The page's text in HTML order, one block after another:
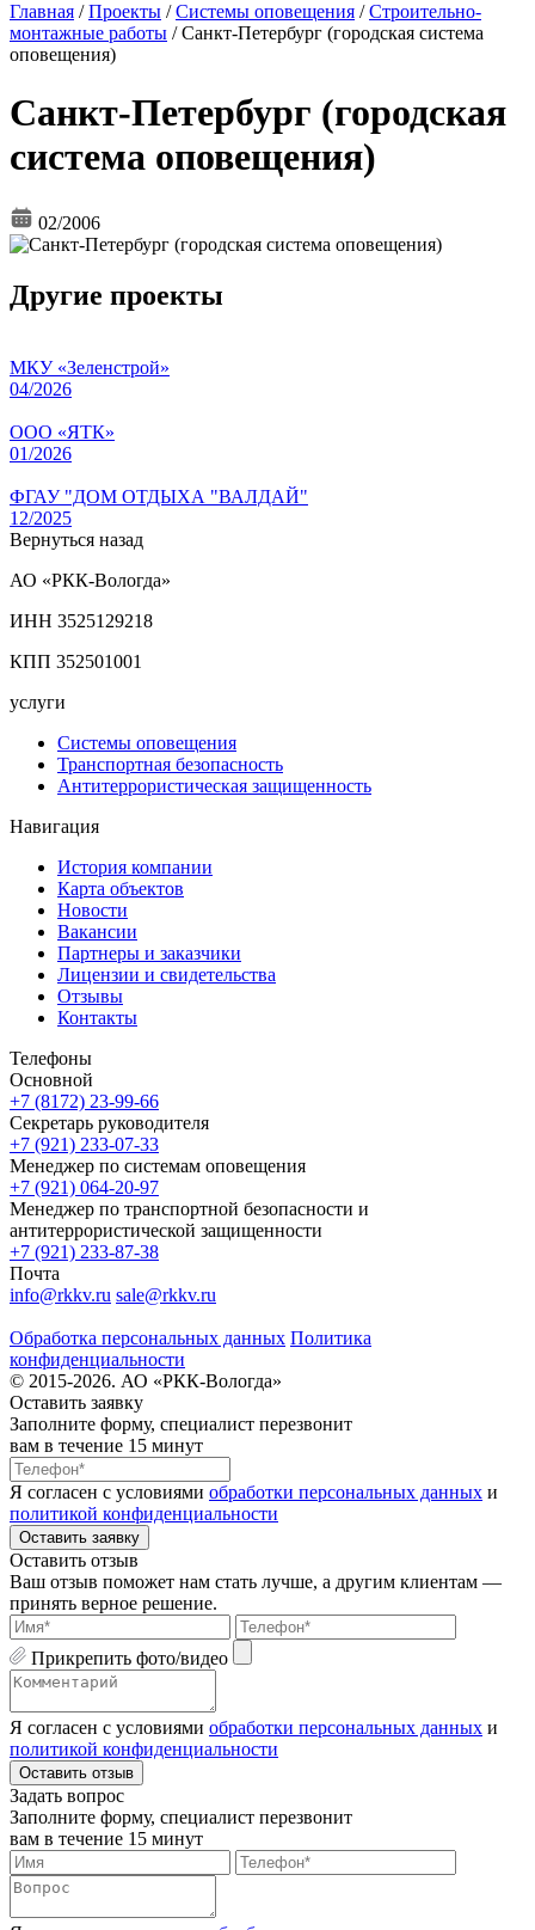
Главная /Проекты /Системы оповещения /Строительно-
монтажные работы /Санкт-Петербург (городская система
оповещения)
Санкт-Петербург (городская
система оповещения)
02/2006
Другие проекты
МКУ «Зеленстрой»
04/2026
ООО «ЯТК»
01/2026
ФГАУ "ДОМ ОТДЫХА "ВАЛДАЙ"
12/2025
Вернуться назад
АО «РКК-Вологда»
ИНН 3525129218
КПП 352501001
услуги
Системы оповещения
Транспортная безопасность
Антитеррористическая защищенность
Навигация
История компании
Карта объектов
Новости
Вакансии
Партнеры и заказчики
Лицензии и свидетельства
Отзывы
Контакты
Телефоны
Основной
+7 (8172) 23-99-66
Секретарь руководителя
+7 (921) 233-07-33
Менеджер по системам оповещения
+7 (921) 064-20-97
Менеджер по транспортной безопасности и
антитеррористической защищенности
+7 (921) 233-87-38
Почта
info@rkkv.ru sale@rkkv.ru
Обработка персональных данных Политика
конфиденциальности
© 2015-2026. АО «РКК-Вологда»
Оставить заявку
Заполните форму, специалист перезвонит
вам в течение 15 минут
Я согласен с условиями обработки персональных данных и
политикой конфиденциальности
Оставить заявку
Оставить отзыв
Ваш отзыв поможет нам стать лучше, а другим клиентам —
принять верное решение.
Прикрепить фото/видео
Я согласен с условиями обработки персональных данных и
политикой конфиденциальности
Оставить отзыв
Задать вопрос
Заполните форму, специалист перезвонит
вам в течение 15 минут